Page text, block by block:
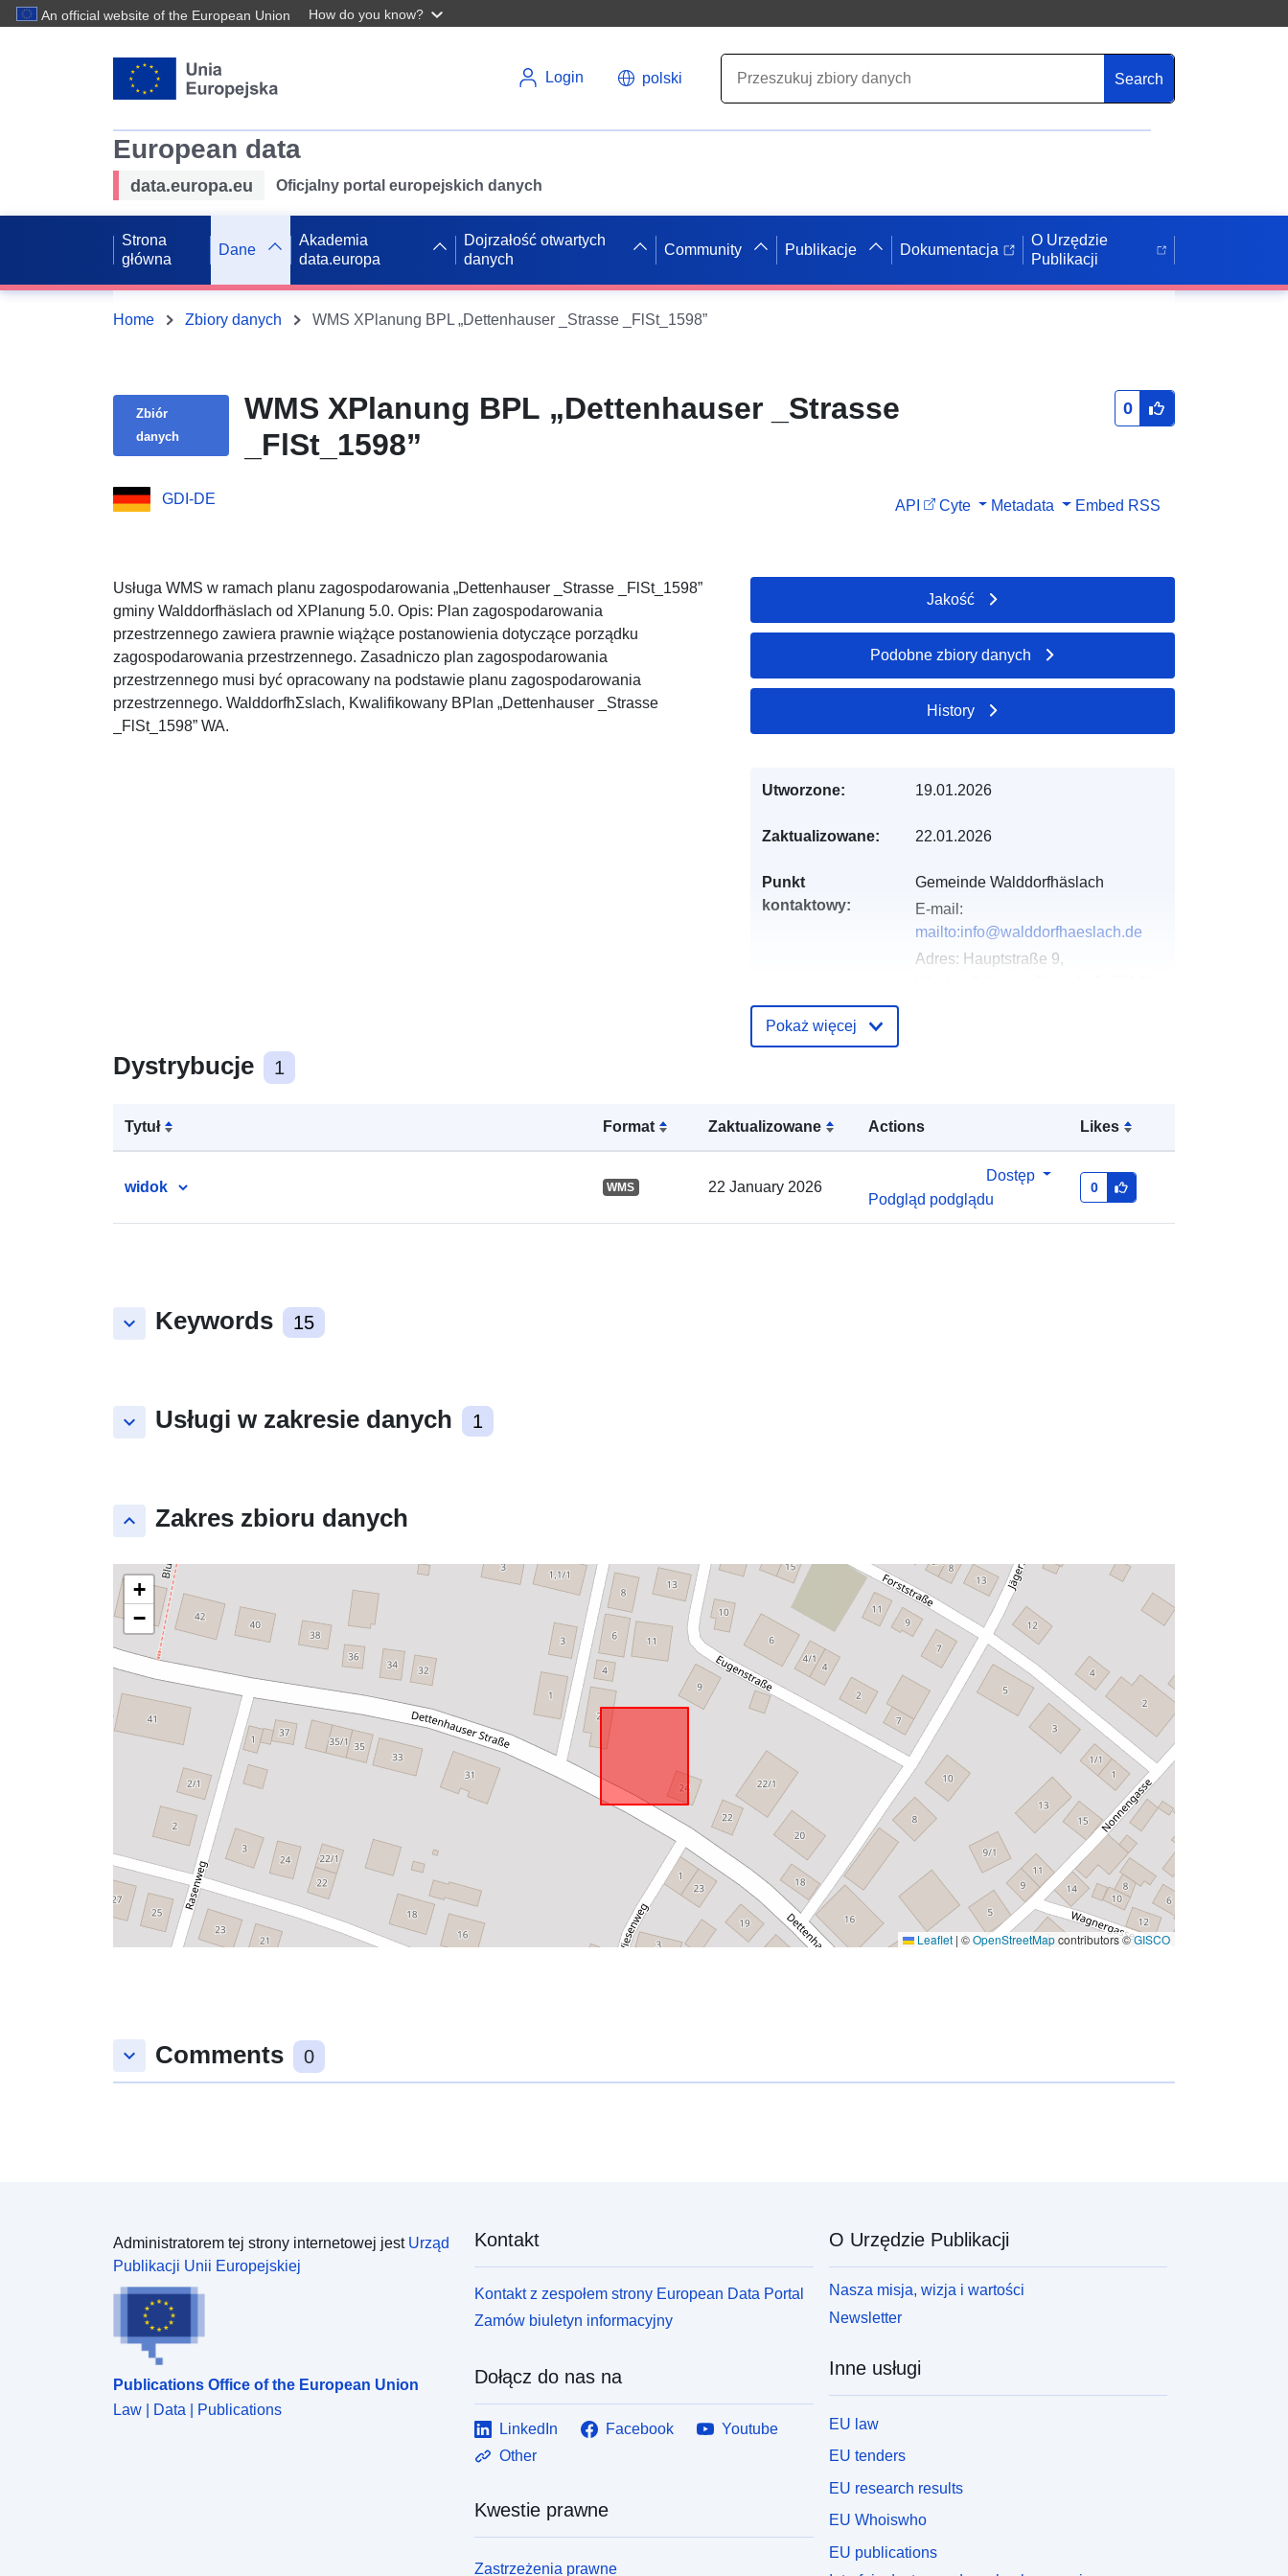
An official website of the European Union How do you know?
Login polski Search
European data
data.europa.eu Oficjalny portal europejskich danych
Strona
główna
Dane
Akademia
data.europa
Dojrzałość otwartych
danych
Community Publikacje Dokumentacja
O Urzędzie
Publikacji
Home Zbiory danych WMS XPlanung BPL „Dettenhauser _Strasse _FlSt_1598”
Zbiór
danych
WMS XPlanung BPL „Dettenhauser _Strasse
_FlSt_1598”
0
GDI-DE API Cyte Metadata Embed RSS
Usługa WMS w ramach planu zagospodarowania „Dettenhauser _Strasse _FlSt_1598”
gminy Walddorfhäslach od XPlanung 5.0. Opis: Plan zagospodarowania
przestrzennego zawiera prawnie wiążące postanowienia dotyczące porządku
zagospodarowania przestrzennego. Zasadniczo plan zagospodarowania
przestrzennego musi być opracowany na podstawie planu zagospodarowania
przestrzennego. WalddorfhΣslach, Kwalifikowany BPlan „Dettenhauser _Strasse
_FlSt_1598” WA.
Dystrybucje 1
Tytuł Format Zaktualizowane Actions Likes
widok WMS 22 January 2026
Dostęp
Podgląd podglądu
0
keyboard_arrow_down Keywords 15
keyboard_arrow_down Usługi w zakresie danych 1
keyboard_arrow_up Zakres zbioru danych
+
−
Leaflet | ©OpenStreetMapcontributors ©GISCO
Jakość
Podobne zbiory danych
History
Utworzone: 19.01.2026
Zaktualizowane: 22.01.2026
Punkt
kontaktowy:
Gemeinde Walddorfhäslach
E-mail:
mailto:info@walddorfhaeslach.de
Adres: Hauptstraße 9,
February 2026
Zaktualizowano dane.europa.eu: 01
August 2026
Przestrzenne: Współrzędne: [ [ 9.1791255,
ff40f4ab3f35
Pokaż więcej
keyboard_arrow_down Comments 0
Administratorem tej strony internetowej jest Urząd
Publikacji Unii Europejskiej
Publications Office of the European Union
Law | Data | Publications
Kontakt
Kontakt z zespołem strony European Data Portal
Zamów biuletyn informacyjny
Dołącz do nas na
LinkedIn Facebook
Youtube
Other
Kwestie prawne
Zastrzeżenia prawne
O Urzędzie Publikacji
Nasza misja, wizja i wartości
Newsletter
Inne usługi
EU law
EU tenders
EU research results
EU Whoiswho
EU publications